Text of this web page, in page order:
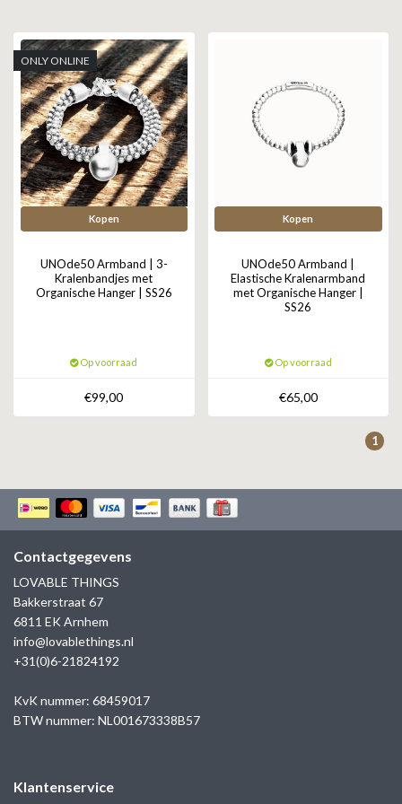
GNOES
YMALA
REBEL & ROSE
SILK | SALE
JOSH
KARMA
BERNICE
KAPTEN & SON
HORLOGE
SALE
CADEAUTJES TOT € 50
CADEAUTJES TOT € 100
CADEAUTJES VANAF € 100
BLOG
ONLY ONLINE
Kopen
UNOde50 Armband | 3-
Kralenbandjes met
Organische Hanger | SS26
Op voorraad
€99,00
Kopen
UNOde50 Armband |
Elastische Kralenarmband
met Organische Hanger |
SS26
Op voorraad
€65,00
1
Contactgegevens
LOVABLE THINGS
Bakkerstraat 67
6811 EK Arnhem
info@lovablethings.nl
+31(0)6-21824192
KvK nummer: 68459017
BTW nummer: NL001673338B57
Klantenservice